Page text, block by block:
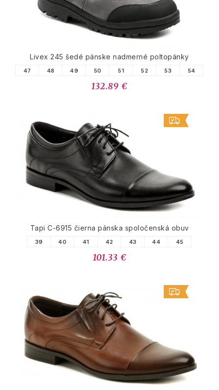
Livex 245 šedé pánske nadmerné poltopánky
47 48 49 50 51 52 53 54
132.89 €
Tapi C-6915 čierna pánska spoločenská obuv
39 40 41 42 43 44 45
101.33 €